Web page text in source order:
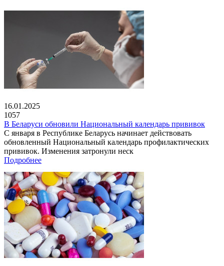
16.01.2025
1057
В Беларуси обновили Национальный календарь прививок
С января в Республике Беларусь начинает действовать
обновленный Национальный календарь профилактических
прививок. Изменения затронули неск
Подробнее